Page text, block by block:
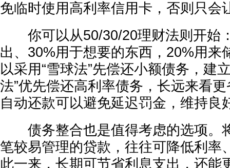
免临时使用高利率信用卡，否则只会
你可以从50/30/20理财法则开始
出、30%用于想要的东西，20%用来
以采用“雪球法”先偿还小额债务，建
法”优先偿还高利率债务，长远来看
自动还款可以避免延迟罚金，维持良
债务整合也是值得考虑的选项。
笔较易管理的贷款，往往可降低利率
此一来，长期可节省利息支出，还能